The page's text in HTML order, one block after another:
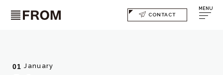
CONTACT
MENU
01 January